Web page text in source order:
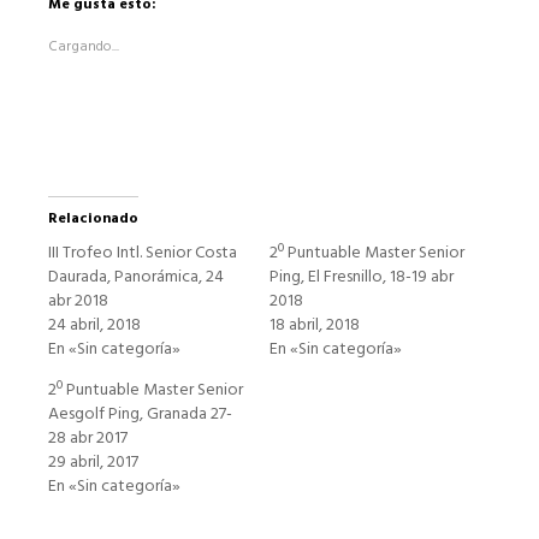
en
Cargando...
Relacionado
III Trofeo Intl. Senior Costa
Daurada, Panorámica, 24
abr 2018
24 abril, 2018
En «Sin categoría»
2º Puntuable Master Senior
Ping, El Fresnillo, 18-19 abr
2018
18 abril, 2018
En «Sin categoría»
2º Puntuable Master Senior
Aesgolf Ping, Granada 27-
28 abr 2017
29 abril, 2017
En «Sin categoría»